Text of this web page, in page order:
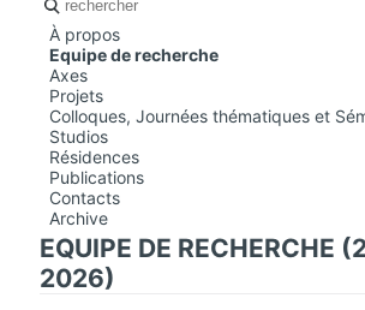
À propos
Equipe de recherche
Axes
Projets
Colloques, Journées thématiques et
Studios
Résidences
Publications
Contacts
Archive
EQUIPE DE RECHERCHE
2026)